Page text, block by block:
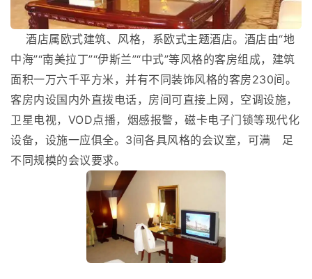
酒店属欧式建筑、风格，系欧式主题酒店。酒店由“地
中海”“南美拉丁”“伊斯兰”“中式”等风格的客房组成，建筑
面积一万六千平方米，并有不同装饰风格的客房230间。
客房内设国内外直拨电话，房间可直接上网，空调设施，
卫星电视，VOD点播，烟感报警，磁卡电子门锁等现代化
设备，设施一应俱全。3间各具风格的会议室，可满 足
不同规模的会议要求。